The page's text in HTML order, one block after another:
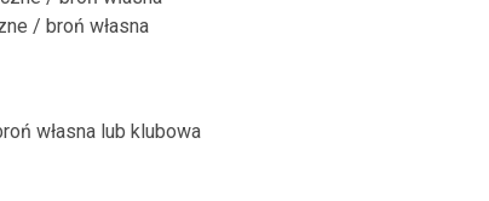
/ broń własna
własna lub klubowa